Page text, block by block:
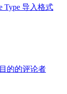
Type 导入格式
的的评论者